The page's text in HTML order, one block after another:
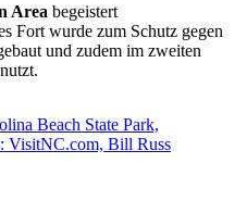
Area begeistert
Fort wurde zum Schutz gegen
und zudem im zweiten